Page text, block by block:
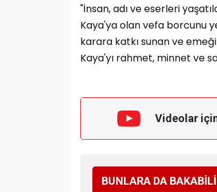
"İnsan, adı ve eserleri
Kaya'ya olan vefa borcunu
karara katkı sunan ve
Kaya'yı rahmet, minnet ve
Videolar
BUNLARA DA